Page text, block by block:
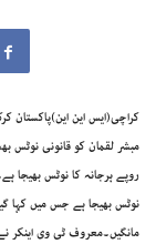
کراچی(ایس این این)پاکستان
مبشر لقمان کو قانونی نوٹس
روپے ہرجانہ کا نوٹس بھیجا